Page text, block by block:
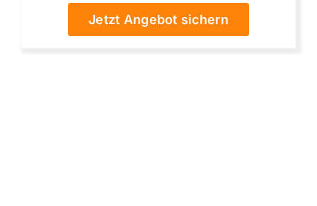
Jetzt Angebot sichern